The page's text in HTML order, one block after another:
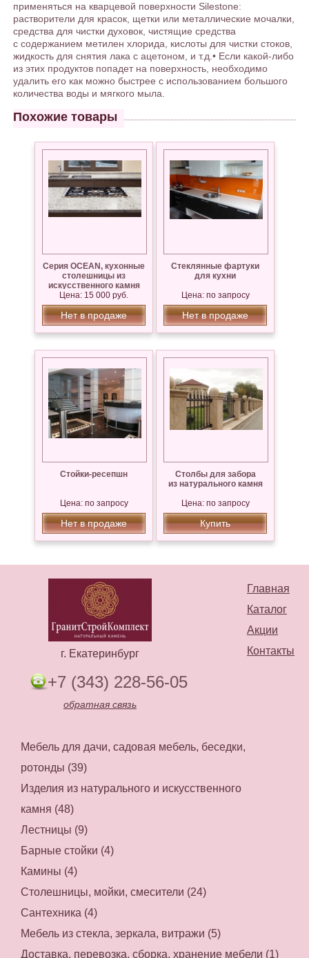
применяться на кварцевой поверхности Silestone:
растворители для красок, щетки или металлические мочалки,
средства для чистки духовок, чистящие средства
с содержанием метилен хлорида, кислоты для чистки стоков,
жидкость для снятия лака с ацетоном, и т.д.• Если какой-либо
из этих продуктов попадет на поверхность, необходимо
удалить его как можно быстрее с использованием большого
количества воды и мягкого мыла.
Похожие товары
Серия OCEAN, кухонные
столешницы из
искусственного камня
Цена: 15 000 руб.
Нет в продаже
Стеклянные фартуки
для кухни
Цена: по запросу
Нет в продаже
Стойки-ресепшн
Цена: по запросу
Нет в продаже
Столбы для забора
из натурального камня
Цена: по запросу
Купить
Главная
Каталог
Акции
Контакты
г. Екатеринбург
+7 (343) 228-56-05
обратная связь
Мебель для дачи, садовая мебель, беседки,
ротонды (39)
Изделия из натурального и искусственного
камня (48)
Лестницы (9)
Барные стойки (4)
Камины (4)
Столешницы, мойки, смесители (24)
Сантехника (4)
Мебель из стекла, зеркала, витражи (5)
Доставка, перевозка, сборка, хранение мебели (1)